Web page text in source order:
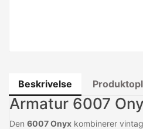
Beskrivelse
Armatur 6007
Den 6007 Onyx kombinerer